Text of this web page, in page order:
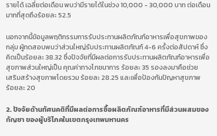
รายได้ เฉลี่ยต่อเดือน พบว่ามีรายได้ในช่วง 10,000 - 30,000 บาท ต่อเดือน
มากที่สุดถึงร้อยละ 52.5
นอกจากนี้ข้อมูลพฤติกรรมการรับประทานผลิตภัณฑ์อาหารเพื่อสุขภาพของ
กลุ่ม ผู้ทดสอบพบว่าส่วนใหญ่รับประทานผลิตภัณฑ์ 4-6 ครั้งต่อสัปดาห์ ซึ่ง
คิดเป็นร้อยละ 38.32 ซึ่งปัจจัยที่มีผลต่อการรับประทานผลิตภัณฑ์อาหารเพื่อ
สุขภาพส่วนใหญ่เป็น คุณค่าทางโภชนาการ ร้อยละ 35 รองลงมาคือช่วย
เสริมสร้างสุขภาพโดยรวม ร้อยละ 28.25 และเพื่อป้องกันปัญหาสุขภาพ
ร้อยละ 20
2. ปัจจัยด้านทัศนคติที่มีผลต่อการซื้อผลิตภัณฑ์อาหารที่มีส่วนผสมของ
กัญชา ของผู้บริโภคในเขตกรุงเทพมหานคร